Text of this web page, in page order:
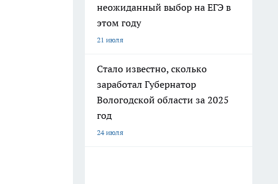
неожиданный выбор на ЕГЭ в
этом году
21 июля
Стало известно, сколько
заработал Губернатор
Вологодской области за 2025
год
24 июля